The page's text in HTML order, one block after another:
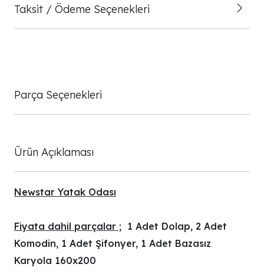
Taksit / Ödeme Seçenekleri
Parça Seçenekleri
Ürün Açıklaması
Newstar Yatak Odası
Fiyata dahil parçalar ; 1 Adet Dolap, 2 Adet
Komodin, 1 Adet Şifonyer, 1 Adet Bazasız
Karyola 160x200